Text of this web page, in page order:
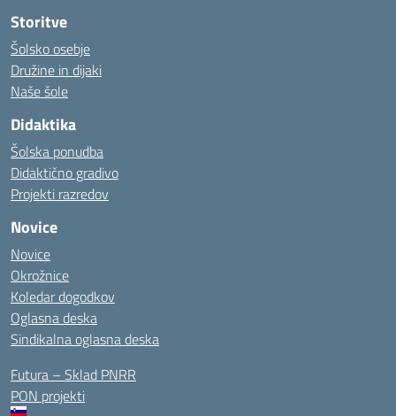
Storitve
Šolsko osebje
Družine in dijaki
Naše šole
Didaktika
Šolska ponudba
Didaktično gradivo
Projekti razredov
Novice
Novice
Okrožnice
Koledar dogodkov
Oglasna deska
Sindikalna oglasna deska
Futura – Sklad PNRR
PON projekti